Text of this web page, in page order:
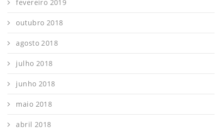
fevereiro 2019
outubro 2018
agosto 2018
julho 2018
junho 2018
maio 2018
abril 2018